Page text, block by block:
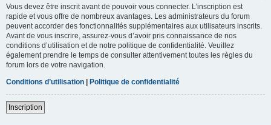
Vous devez être inscrit avant de pouvoir vous connecter. L’inscription est
rapide et vous offre de nombreux avantages. Les administrateurs du forum
peuvent accorder des fonctionnalités supplémentaires aux utilisateurs inscrits.
Avant de vous inscrire, assurez-vous d’avoir pris connaissance de nos
conditions d’utilisation et de notre politique de confidentialité. Veuillez
également prendre le temps de consulter attentivement toutes les règles du
forum lors de votre navigation.
Conditions d’utilisation | Politique de confidentialité
Inscription